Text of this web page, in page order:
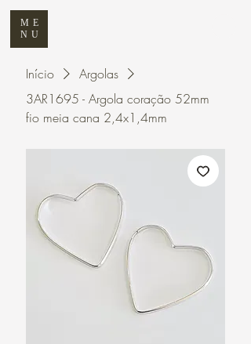
ME
NU
Início
Argolas
3AR1695 - Argola coração 52mm
fio meia cana 2,4x1,4mm